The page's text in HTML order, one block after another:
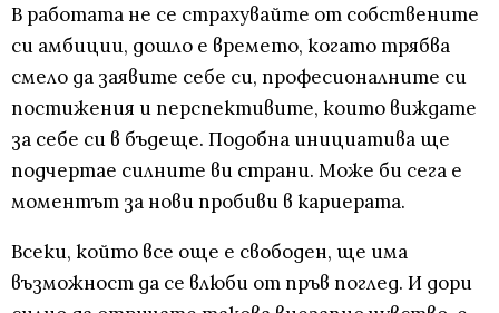
В работата не се страхувайте от собствените
си амбиции, дошло е времето, когато трябва
смело да заявите себе си, професионалните си
постижения и перспективите, които виждате
за себе си в бъдеще. Подобна инициатива ще
подчертае силните ви страни. Може би сега е
моментът за нови пробиви в кариерата.
Всеки, който все още е свободен, ще има
възможност да се влюби от пръв поглед. И дори